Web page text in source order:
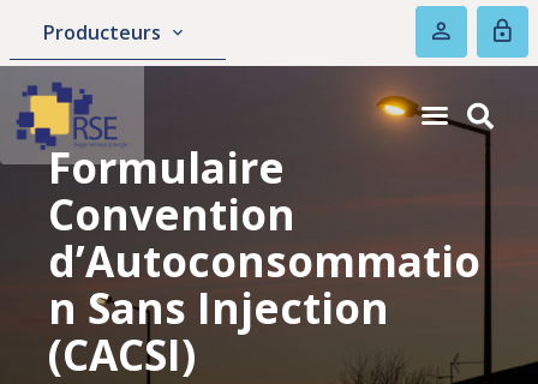
Producteurs
Formulaire
Convention
d’Autoconsommatio
n Sans Injection
(CACSI)